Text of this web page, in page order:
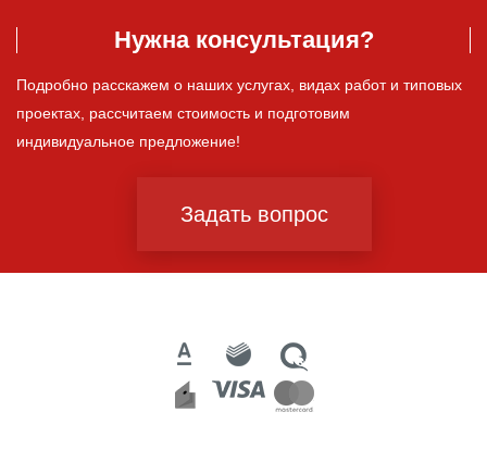
Нужна консультация?
Подробно расскажем о наших услугах, видах работ и типовых
проектах, рассчитаем стоимость и подготовим
индивидуальное предложение!
Задать вопрос